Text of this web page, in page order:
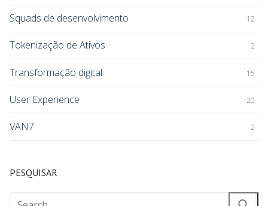
Squads de desenvolvimento 12
Tokenização de Ativos 2
Transformação digital 15
User Experience 20
VAN7 2
PESQUISAR